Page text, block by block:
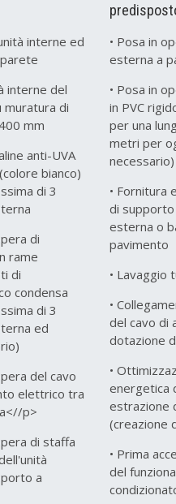
interne ed
interne del
muratura di
mm
anti-UVA
bianco)
di 3
di
rame
di
condensa
di 3
ed
del cavo
elettrico tra
p>
di staffa
a
• Posa in
esterna a
• Posa in
in PVC
per una
metri per
necessario)
• Fornitura
di
esterna o
pavimento
• Lavaggio
•
del cavo di
dotazione
•
energetica
estrazione
(creazione
• Prima
del